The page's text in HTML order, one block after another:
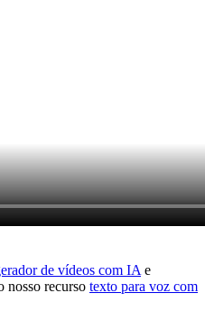
de vídeos com IA e
nosso recurso texto para voz com